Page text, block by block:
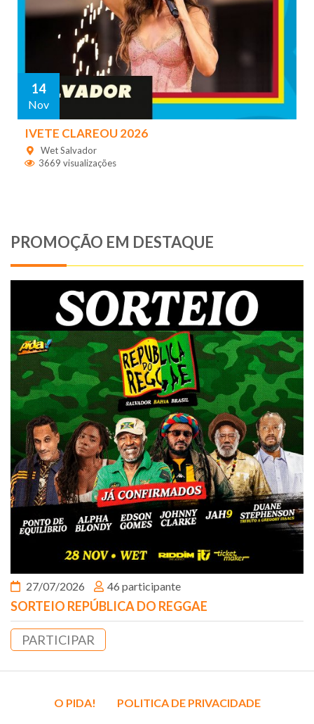
14
Nov
IVETE CLAREOU 2026
Wet Salvador
3669 visualizações
PROMOÇÃO EM DESTAQUE
27/07/2026 46 participante
SORTEIO REPÚBLICA DO REGGAE
PARTICIPAR
O PIDA! POLITICA DE PRIVACIDADE